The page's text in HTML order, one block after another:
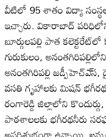
వీటిలో 95 శాతం విద్యా
ఇచ్చారు. వికారాబాద్‌
బూర్గులపల్లి పాత
గురుకులం,
అనంతగిరిపల్లి
వసతి గృహాలకు మిషన్‌
రంగారెడ్డి జిల్లాలోని
పాఠశాలలకు భగీరథనీరు